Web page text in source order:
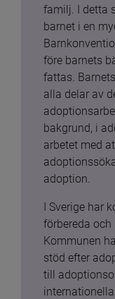
familj. I detta
barnet i en
före barnets
fattas.
alla delar av
bakgrund, i
arbetet med
adoption.
I Sverige har
förbereda och
Kommunen
stöd efter
till